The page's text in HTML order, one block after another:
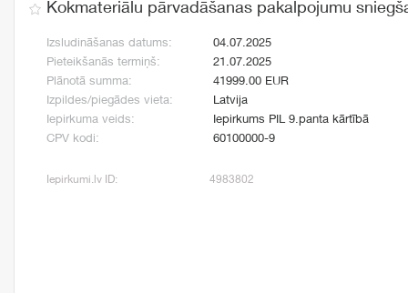
Kokmateriālu pārvadāšanas pakalpojumu
Izsludināšanas datums:
04.07.2025
Pieteikšanās termiņš:
21.07.2025
Plānotā summa:
41999.00 EUR
Izpildes/piegādes vieta:
Latvija
Iepirkuma veids:
Iepirkums PIL 9.panta kārtībā
CPV kodi:
60100000-9
Iepirkumi.lv ID: 4983802